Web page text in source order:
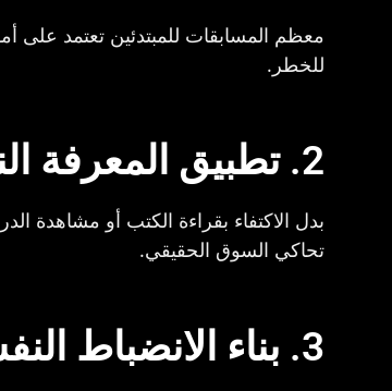
معظم المسابقات للمبتدئين تعتمد على
للخطر.
2. تطبيق المعرفة النظرية
بدل الاكتفاء بقراءة الكتب أو مشاهدة
تحاكي السوق الحقيقي.
3. بناء الانضباط النفسي